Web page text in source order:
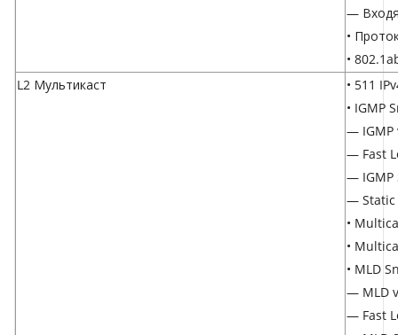
—
•
•
L2 Мультикаст
• 511
• IGMP
— IGMP
— Fast
— IGMP
— Static
•
•
• MLD
— MLD
— Fast